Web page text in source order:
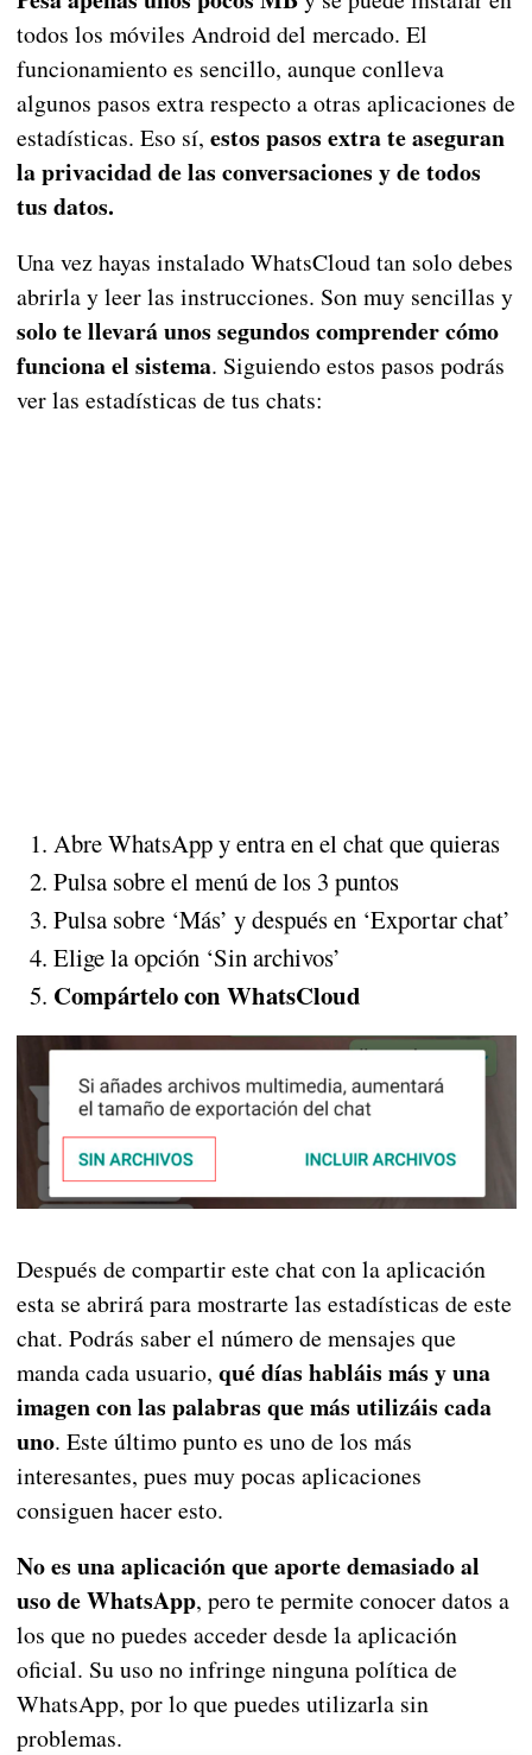
todos los móviles Android del mercado. El
funcionamiento es sencillo, aunque conlleva
algunos pasos extra respecto a otras aplicaciones de
estadísticas. Eso sí, estos pasos extra te aseguran
la privacidad de las conversaciones y de todos
tus datos.
Una vez hayas instalado WhatsCloud tan solo debes
abrirla y leer las instrucciones. Son muy sencillas y
solo te llevará unos segundos comprender cómo
funciona el sistema. Siguiendo estos pasos podrás
ver las estadísticas de tus chats:
Abre WhatsApp y entra en el chat que quieras
Pulsa sobre el menú de los 3 puntos
Pulsa sobre ‘Más’ y después en ‘Exportar chat’
Elige la opción ‘Sin archivos’
Compártelo con WhatsCloud
Después de compartir este chat con la aplicación
esta se abrirá para mostrarte las estadísticas de este
chat. Podrás saber el número de mensajes que
manda cada usuario, qué días habláis más y una
imagen con las palabras que más utilizáis cada
uno. Este último punto es uno de los más
interesantes, pues muy pocas aplicaciones
consiguen hacer esto.
No es una aplicación que aporte demasiado al
uso de WhatsApp, pero te permite conocer datos a
los que no puedes acceder desde la aplicación
oficial. Su uso no infringe ninguna política de
WhatsApp, por lo que puedes utilizarla sin
problemas.